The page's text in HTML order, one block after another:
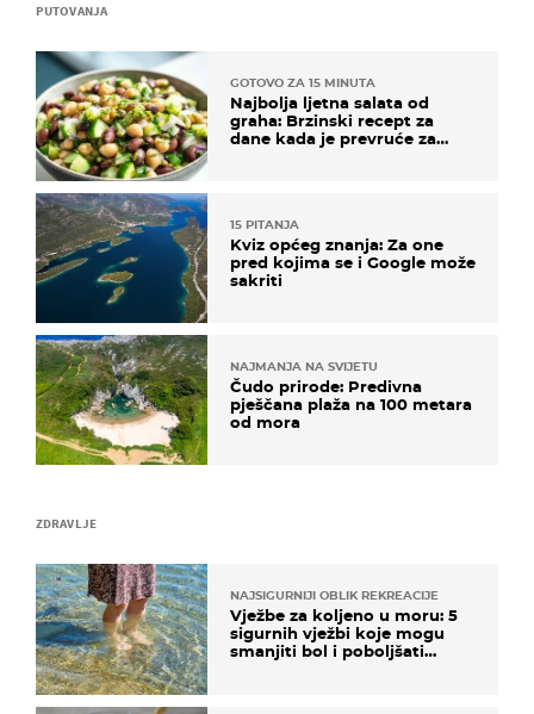
ZDRAVLJE
NAJSIGURNIJI OBLIK REKREACIJE
Vježbe za koljeno u moru: 5
sigurnih vježbi koje mogu
smanjiti bol i poboljšati
PUTOVANJA
GOTOVO ZA 15 MINUTA
Najbolja ljetna salata od
graha: Brzinski recept za
dane kada je prevruće za
15 PITANJA
Kviz općeg znanja: Za one
pred kojima se i Google može
sakriti
NAJMANJA NA SVIJETU
Čudo prirode: Predivna
pješčana plaža na 100 metara
od mora